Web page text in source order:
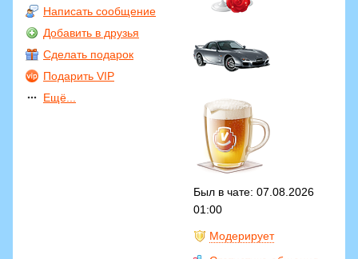
Написать сообщение
Добавить в друзья
Сделать подарок
Подарить VIP
Ещё...
Был в чате: 07.08.2026
01:00
Модерирует